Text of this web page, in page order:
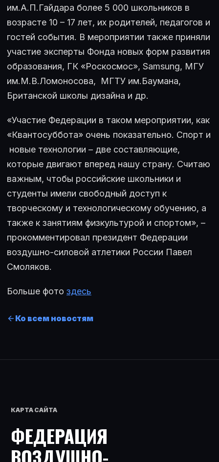
им.А.П.Гайдара более 5 000 школьников в
возрасте 10 – 17 лет, их родителей, педагогов и
гостей события. В мероприятии также приняли
участие эксперты Фонда новых форм развития
образования, ГК «Роскосмос», Samsung, МГУ
им.М.В.Ломоносова, МГТУ им.Баумана,
Британской школы дизайна и др.
«Участие Федерации в таком мероприятии, как
«Квантосуббота» очень показательно. Спорт и
новые технологии – две составляющие,
которые двигают вперед нашу страну. Считаю
важным, чтобы российские школьники и
студенты имели свободный доступ к
творческому и технологическому обучению, а
также к занятиям физкультурой и спортом», –
прокомментировал президент Федерации
воздушно-силовой атлетики России Павел
Смоляков.
Больше фото здесь
Ко всем новостям
КАРТА САЙТА
ФЕДЕРАЦИЯ